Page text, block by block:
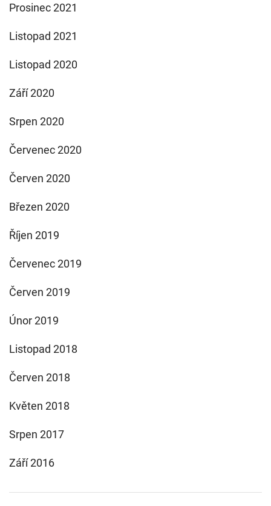
Prosinec 2021
Listopad 2021
Listopad 2020
Září 2020
Srpen 2020
Červenec 2020
Červen 2020
Březen 2020
Říjen 2019
Červenec 2019
Červen 2019
Únor 2019
Listopad 2018
Červen 2018
Květen 2018
Srpen 2017
Září 2016